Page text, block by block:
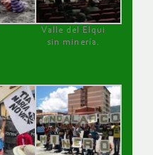
Valle del Elqui
sin minería.